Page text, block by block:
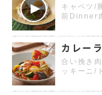
キャベツ/
前Dinner
カレー
合い挽き
ッキーニ/